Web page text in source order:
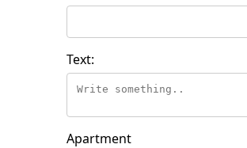
Text:
Apartment